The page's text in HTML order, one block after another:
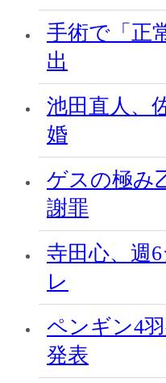
手術で「正
出
池田直人、
婚
ゲスの極み
謝罪
寺田心、週
レ
ペンギン4
発表